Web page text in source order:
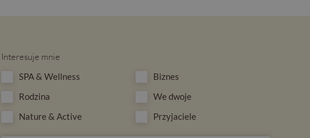
Interesuje mnie
SPA & Wellness
Biznes
Rodzina
We dwoje
Nature & Active
Przyjaciele